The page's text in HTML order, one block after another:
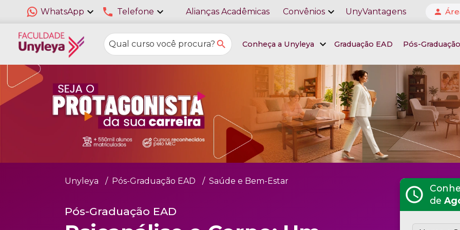
WhatsApp expand_more phone Telefone expand_more Alianças Acadêmicas Convênios expand_more UnyVantagens person
Conheça a Unyleya expand_more Graduação EAD Pós-
Unyleya Pós-Graduação EAD Saúde e Bem-Estar
Pós-Graduação EAD
schedule
de